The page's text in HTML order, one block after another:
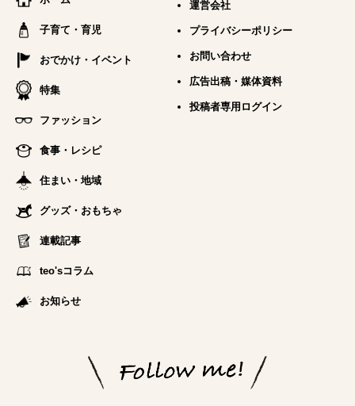
子育て・育児
おでかけ・イベント
特集
ファッション
食事・レシピ
住まい・地域
グッズ・おもちゃ
連載記事
teo'sコラム
お知らせ
運営会社
プライバシーポリシー
お問い合わせ
広告出稿・媒体資料
投稿者専用ログイン